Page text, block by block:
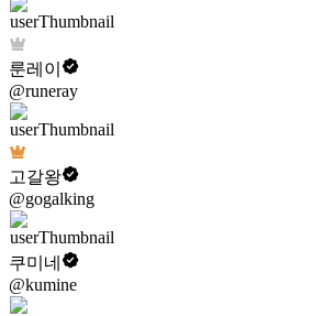
룬레이
@runeray
고갈왕
@gogalking
쿠미네
@kumine